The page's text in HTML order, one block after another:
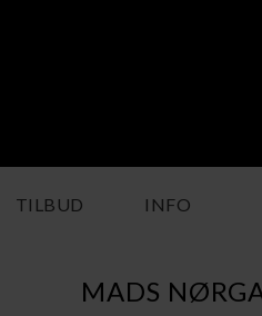
TILBUD INFO
MADS